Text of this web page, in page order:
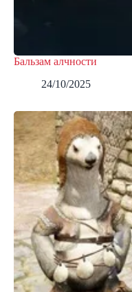
Бальзам алчности
24/10/2025